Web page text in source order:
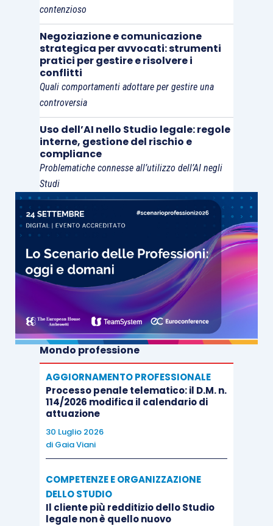
contenzioso
Negoziazione e comunicazione
strategica per avvocati: strumenti
pratici per gestire e risolvere i
conflitti
Quali comportamenti adottare per gestire una
controversia
Uso dell’AI nello Studio legale: regole
interne, gestione del rischio e
compliance
Problematiche connesse all’utilizzo dell’AI negli
Studi
Mondo professione
AGGIORNAMENTO PROFESSIONALE
Processo penale telematico: il D.M. n.
114/2026 modifica il calendario di
attuazione
30 Luglio 2026
di Gaia Viani
COMPETENZE E ORGANIZZAZIONE
DELLO STUDIO
Il cliente più redditizio dello Studio
legale non è quello nuovo